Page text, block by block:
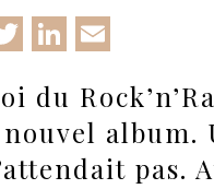
Twitter
LinkedIn
du
album.
pas.